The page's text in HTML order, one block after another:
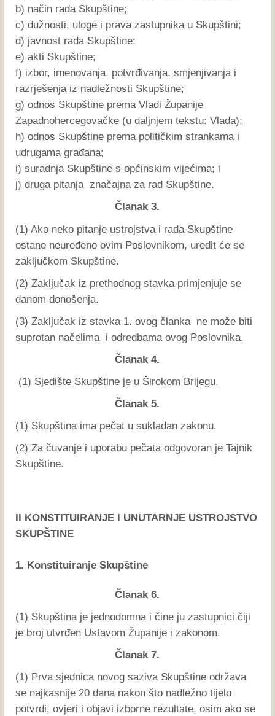
b) način rada Skupštine;
c) dužnosti, uloge i prava zastupnika u Skupštini;
d) javnost rada Skupštine;
e) akti Skupštine;
f) izbor, imenovanja, potvrđivanja, smjenjivanja i
razrješenja iz nadležnosti Skupštine;
g) odnos Skupštine prema Vladi Županije
Zapadnohercegovačke (u daljnjem tekstu: Vlada);
h) odnos Skupštine prema političkim strankama i
udrugama građana;
i) suradnja Skupštine s općinskim vijećima; i
j) druga pitanja značajna za rad Skupštine.
Članak 3.
(1) Ako neko pitanje ustrojstva i rada Skupštine
ostane neuređeno ovim Poslovnikom, uredit će se
zaključkom Skupštine.
(2) Zaključak iz prethodnog stavka primjenjuje se
danom donošenja.
(3) Zaključak iz stavka 1. ovog članka ne može biti
suprotan načelima i odredbama ovog Poslovnika.
Članak 4.
(1) Sjedište Skupštine je u Širokom Brijegu.
Članak 5.
(1) Skupština ima pečat u sukladan zakonu.
(2) Za čuvanje i uporabu pečata odgovoran je Tajnik
Skupštine.
II KONSTITUIRANJE I UNUTARNJE USTROJSTVO
SKUPŠTINE
1. Konstituiranje Skupštine
Članak 6.
(1) Skupština je jednodomna i čine ju zastupnici čiji
je broj utvrđen Ustavom Županije i zakonom.
Članak 7.
(1) Prva sjednica novog saziva Skupštine održava
se najkasnije 20 dana nakon što nadležno tijelo
potvrdi, ovjeri i objavi izborne rezultate, osim ako se